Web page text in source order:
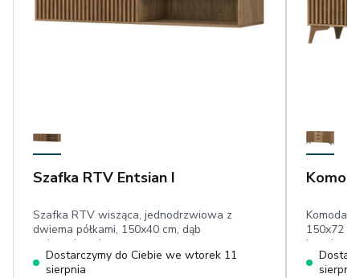
Szafka RTV Entsian I
Szafka RTV wisząca, jednodrzwiowa z
dwiema półkami, 150x40 cm, dąb
artisan, lamele
Dostarczymy do Ciebie we wtorek 11
sierpnia
Komoda
150x72
lamele
sierpnia